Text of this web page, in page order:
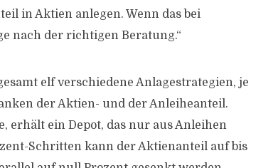
in Aktien anlegen. Wenn das bei
nach der richtigen Beratung.“
elf verschiedene Anlagestrategien, je
der Aktien- und der Anleiheanteil.
ein Depot, das nur aus Anleihen
Schritten kann der Aktienanteil auf bis